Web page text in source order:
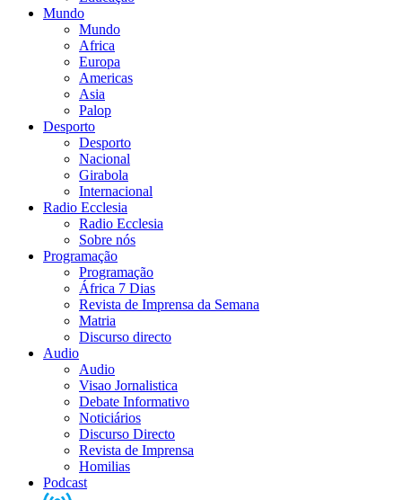
Mundo
Mundo
Africa
Europa
Americas
Asia
Palop
Desporto
Desporto
Nacional
Girabola
Internacional
Radio Ecclesia
Radio Ecclesia
Sobre nós
Programação
Programação
África 7 Dias
Revista de Imprensa da Semana
Matria
Discurso directo
Audio
Audio
Visao Jornalistica
Debate Informativo
Noticiários
Discurso Directo
Revista de Imprensa
Homilias
Podcast